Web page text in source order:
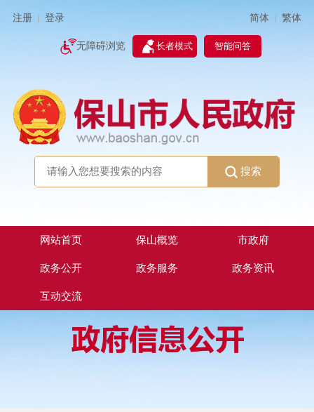
注册 登录 简体 | 繁体
无障碍浏览 长者模式 智能问答
搜索
网站首页 保山概览 市政府
政务公开 政务服务 政务资讯
互动交流